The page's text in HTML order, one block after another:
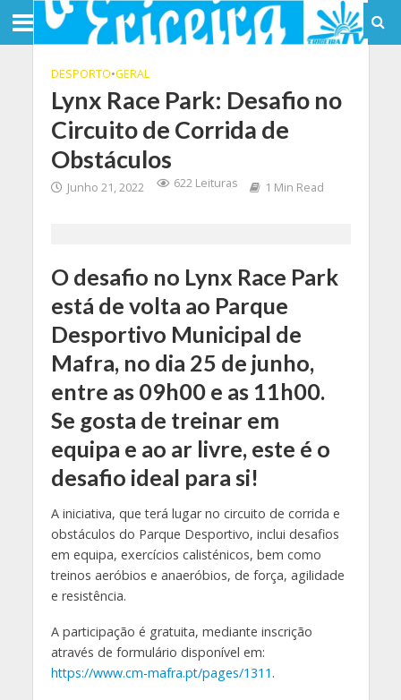
DESPORTO•GERAL
Lynx Race Park: Desafio no
Circuito de Corrida de
Obstáculos
Junho 21, 2022 622 Leituras 1 Min Read
O desafio no Lynx Race Park
está de volta ao Parque
Desportivo Municipal de
Mafra, no dia 25 de junho,
entre as 09h00 e as 11h00.
Se gosta de treinar em
equipa e ao ar livre, este é o
desafio ideal para si!
A iniciativa, que terá lugar no circuito de corrida e
obstáculos do Parque Desportivo, inclui desafios
em equipa, exercícios calisténicos, bem como
treinos aeróbios e anaeróbios, de força, agilidade
e resistência.
A participação é gratuita, mediante inscrição
através de formulário disponível em:
https://www.cm-mafra.pt/pages/1311 .